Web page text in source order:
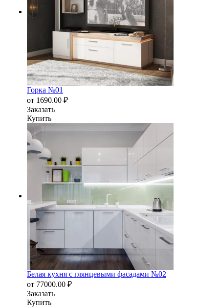
Горка №01
от 1690.00 ₽
Заказать
Купить
Белая кухня с глянцевыми фасадами №02
от 77000.00 ₽
Заказать
Купить